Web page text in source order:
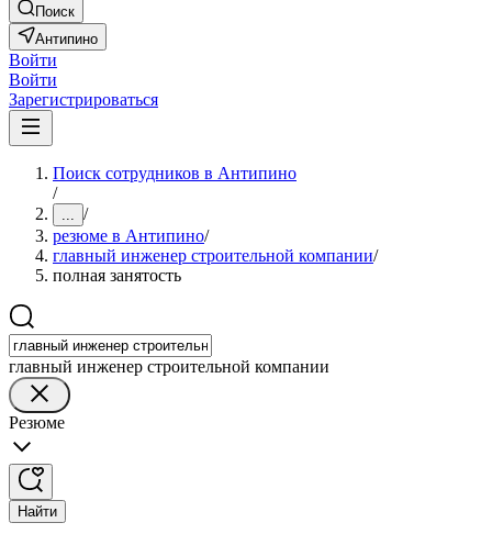
Поиск
Антипино
Войти
Войти
Зарегистрироваться
Поиск сотрудников в Антипино
/
... /
резюме в Антипино/
главный инженер строительной компании/
полная занятость
главный инженер строительной компании
Резюме
Найти